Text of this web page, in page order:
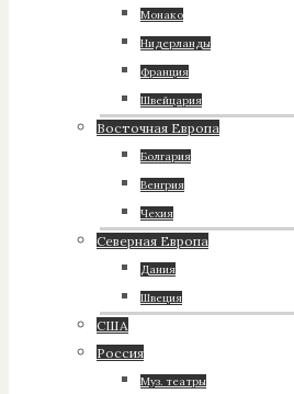
Монако
Нидерланды
Франция
Швейцария
Восточная Европа
Болгария
Венгрия
Чехия
Северная Европа
Дания
Швеция
США
Россия
Муз. театры